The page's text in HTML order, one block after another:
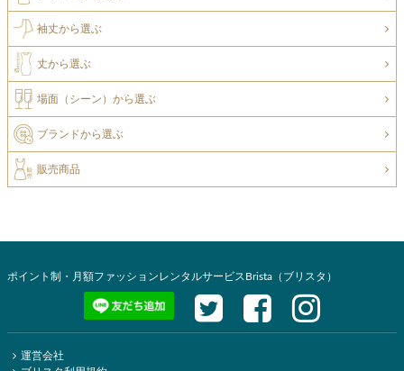
袖丈から選ぶ
丈から選ぶ
場面（シーン）から選ぶ
ブランドから選ぶ
販売商品
ポイント制・月額ファッションレンタルサービスBrista（ブリスタ）
運営会社